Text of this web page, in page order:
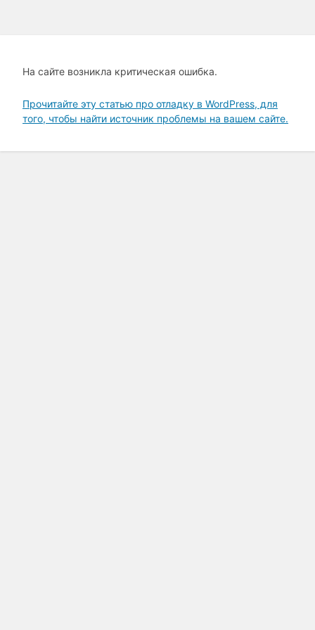
На сайте возникла критическая ошибка.
Прочитайте эту статью про отладку в WordPress, для
того, чтобы найти источник проблемы на вашем сайте.